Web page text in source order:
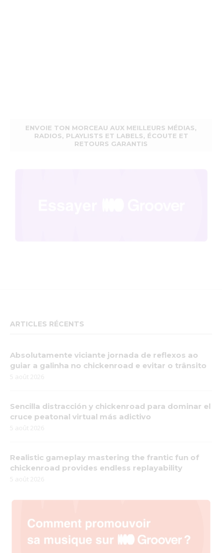
ENVOIE TON MORCEAU AUX MEILLEURS MÉDIAS,
RADIOS, PLAYLISTS ET LABELS, ÉCOUTE ET
RETOURS GARANTIS
ARTICLES RÉCENTS
Absolutamente viciante jornada de reflexos ao
guiar a galinha no chickenroad e evitar o trânsito
5 août 2026
Sencilla distracción y chickenroad para dominar el
cruce peatonal virtual más adictivo
5 août 2026
Realistic gameplay mastering the frantic fun of
chickenroad provides endless replayability
5 août 2026